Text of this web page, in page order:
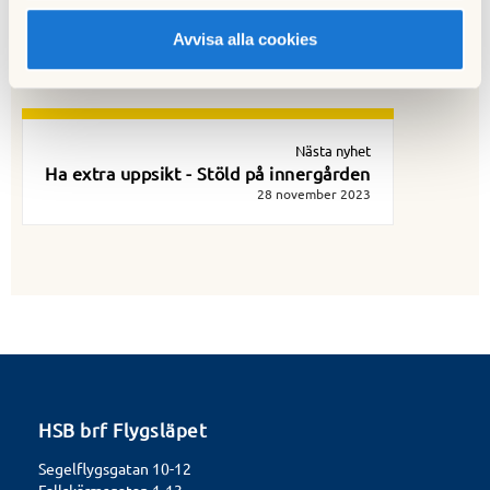
Avvisa alla cookies
Föregående nyhet
Kontakt Festlokalen
Nästa nyhet
Ha extra uppsikt - Stöld på innergården
28 november 2023
HSB brf Flygsläpet
Segelflygsgatan 10-12